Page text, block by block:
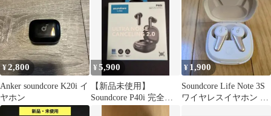
¥2,800
Anker soundcore K20i イ
ヤホン
¥5,900
【新品未使用】
Soundcore P40i 完全ワ
¥ 1,900
Soundcore Life Note 3S
ワイヤレスイヤホン 本